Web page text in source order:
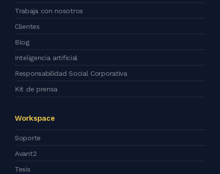
Trabaja con nosotros
Clientes
Blog
Inteligencia artificial
Responsabilidad Social Corporativa
Kit de prensa
Workspace
Soporte
Avant2
Tesis